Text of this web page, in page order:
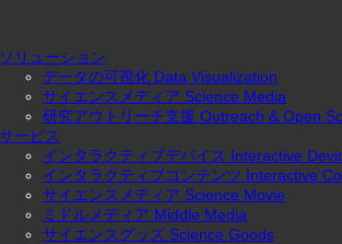
ソリューション
データの可視化 Data Visualization
サイエンスメディア Science Media
研究アウトリーチ支援 Outreach & Open
サービス
インタラクティブデバイス Interactive
インタラクティブコンテンツ Interactive
サイエンスメディア Science Movie
ミドルメディア Middle Media
サイエンスグッズ Science Goods